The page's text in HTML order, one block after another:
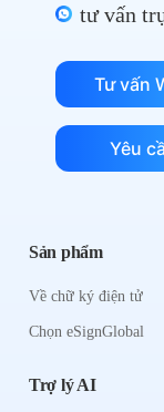
tư vấn
Tư vấn
Yêu
Sản phẩm
Về chữ ký điện tử
Chọn eSignGlobal
Trợ lý AI